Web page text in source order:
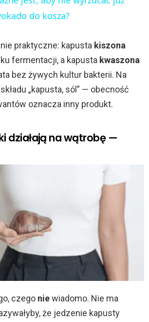
a
y
V
i
d
do kosza?
praktyczne: kapusta kiszona
fermentacji, a kapusta kwaszona
bez żywych kultur bakterii. Na
„kapusta, sól” — obecność
oznacza inny produkt.
działają na wątrobę —
czego niewiadomo. Nie ma
że jedzenie kapusty